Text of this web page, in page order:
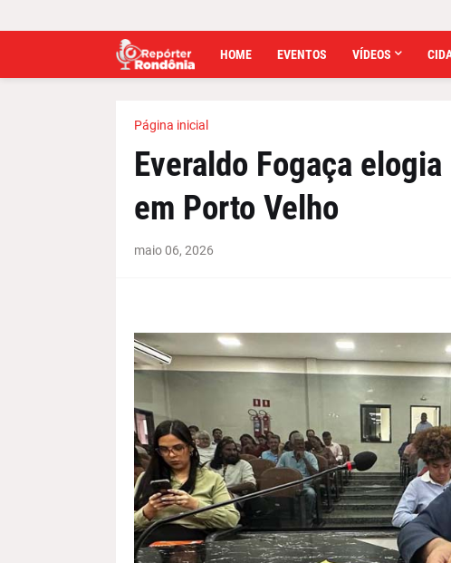
HOME EVENTOS VÍDEOS
Página inicial
Everaldo Fogaça
em Porto Velho
maio 06, 2026